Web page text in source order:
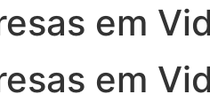
em
em